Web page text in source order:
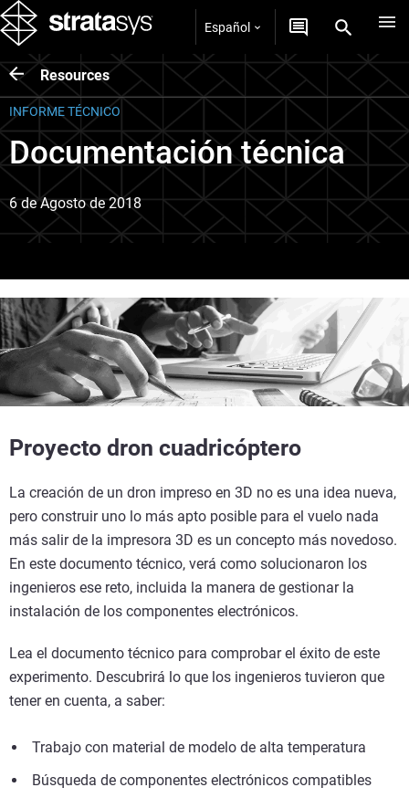
Español
Resources
INFORME TÉCNICO
Documentación técnica
6 de Agosto de 2018
Proyecto dron cuadricóptero
La creación de un dron impreso en 3D no es una idea nueva,
pero construir uno lo más apto posible para el vuelo nada
más salir de la impresora 3D es un concepto más novedoso.
En este documento técnico, verá como solucionaron los
ingenieros ese reto, incluida la manera de gestionar la
instalación de los componentes electrónicos.
Lea el documento técnico para comprobar el éxito de este
experimento. Descubrirá lo que los ingenieros tuvieron que
tener en cuenta, a saber:
Trabajo con material de modelo de alta temperatura
Búsqueda de componentes electrónicos compatibles